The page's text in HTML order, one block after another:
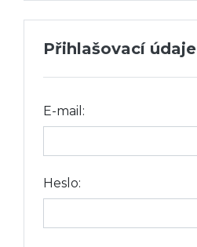
Přihlašovací údaje
E-mail:
Heslo: